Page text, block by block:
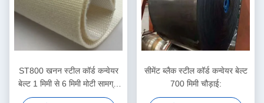
ST800 खनन स्टील कॉर्ड कन्वेयर
बेल्ट 1 मिमी से 6 मिमी मोटी सामग्री
विभिन्न उद्योगों में हैंडलिंग
सीमेंट ब्लैक स्टील कॉर्ड कन्वेयर बेल्ट
700 मिमी चौड़ाई: